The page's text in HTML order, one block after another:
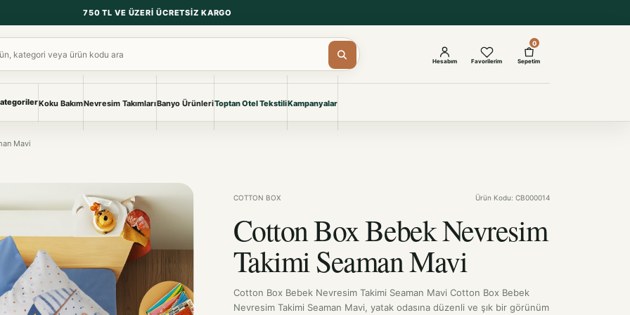
750 TL VE ÜZERI ÜCRETSIZ KARGO
BEBEK
Bebek Ürünleri
Pijama & Ev Giyimi KURUMSAL ÇÖZÜMLER
Projelere özel, dayanıklı tekstil
seçkileri.
Koku BakımNevresim TakımlarıBanyo ÜrünleriToptan Otel TekstiliKampanyalar
Hesabım Favorilerim
0
Sepetim
Mavi
COTTON BOX Ürün Kodu: CB000014
Cotton Box Bebek Nevresim
Takimi Seaman Mavi
Cotton Box Bebek Nevresim Takimi Seaman Mavi Cotton Box Bebek
Nevresim Takimi Seaman Mavi, yatak odasına düzenli ve şık bir görünüm